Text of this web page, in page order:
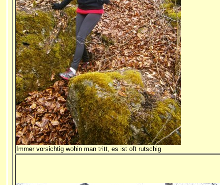
Immer vorsichtig wohin man tritt, es ist oft rutschig